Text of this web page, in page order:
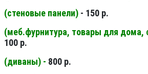
(стеновые панели) - 150 р.
(меб.фурнитура, товары для дома,
100 р.
(диваны) - 800 р.